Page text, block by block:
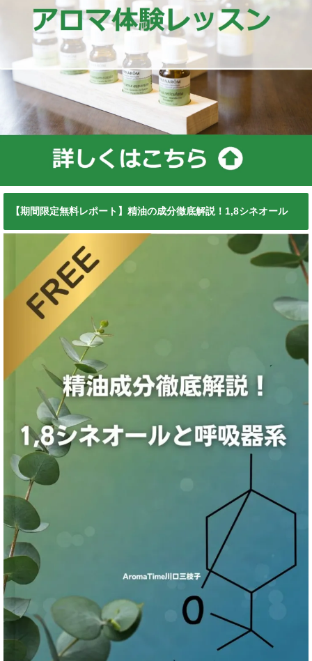
【期間限定無料レポート】精油の成分徹底解説！1,8シネオール